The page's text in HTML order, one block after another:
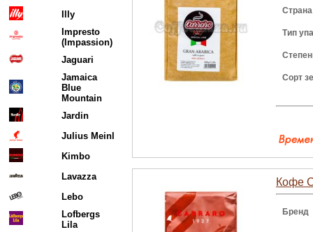
Illy
Impresto
(Impassion)
Jaguari
Jamaica
Blue
Mountain
Jardin
Julius Meinl
Kimbo
Lavazza
Lebo
Lofbergs
Lila
Тип
Сорт
Кофе
Бренд